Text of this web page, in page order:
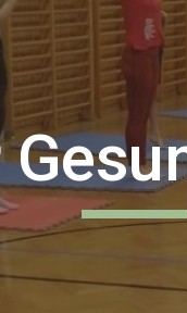
Skip